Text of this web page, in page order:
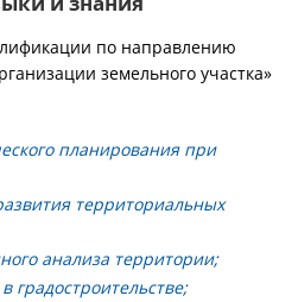
по направлению
земельного участка»
планирования при
территориальных
анализа территории;
градостроительстве;